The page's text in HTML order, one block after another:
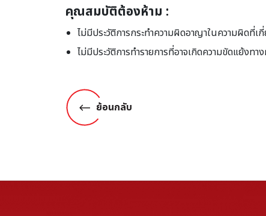
คุณสมบัติต้องห้าม :
ไม่มีประวัติการกระทำความผิดอาญาในความผิดที่เ
ไม่มีประวัติการทำรายการที่อาจเกิดความขัดแย้ง
ย้อนกลับ